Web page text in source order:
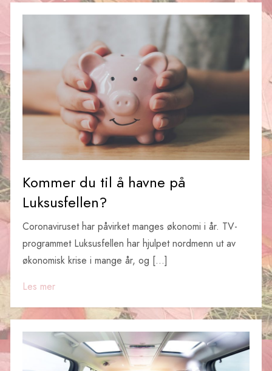
Kommer du til å havne på
Luksusfellen?
Coronaviruset har påvirket manges økonomi i år. TV-
programmet Luksusfellen har hjulpet nordmenn ut av
økonomisk krise i mange år, og […]
Les mer